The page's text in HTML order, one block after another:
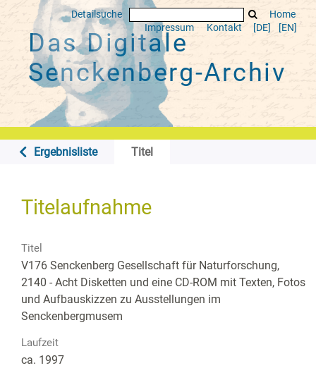
Detailsuche
Home
Impressum
Kontakt [DE] [EN]
Das Digitale
Senckenberg-Archiv
Ergebnisliste Titel
Titelaufnahme
Titel
V176 Senckenberg Gesellschaft für Naturforschung,
2140 - Acht Disketten und eine CD-ROM mit Texten, Fotos
und Aufbauskizzen zu Ausstellungen im
Senckenbergmusem
Laufzeit
ca. 1997